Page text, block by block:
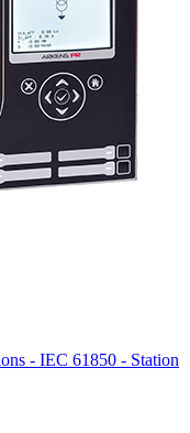
- IEC 61850 - Station